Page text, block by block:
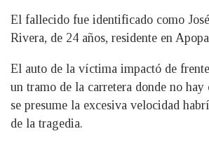
El fallecido fue identificado como
Rivera, de 24 años, residente en
El auto de la víctima impactó de
un tramo de la carretera donde no
se presume la excesiva velocidad
de la tragedia.